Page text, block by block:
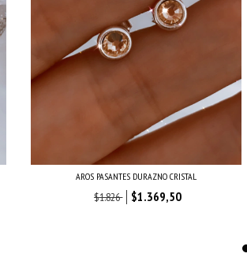
AROS PASANTES DURAZNO CRISTAL
$1.826 $1.369,50